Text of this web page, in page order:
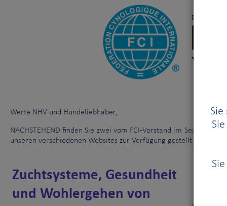
Sie
Am 3. Januar 2014 trafen sich das Exekutivkomitee der FCI und
Werte NHV und Hundeliebhaber,
NACHSTEHEND finden Sie zwei vom FCI-Vorstand im
unseren verschiedenen Websites zur Verfügung gestellt wurden.
Zuchtsysteme, Gesundheit
und Wohlergehen von